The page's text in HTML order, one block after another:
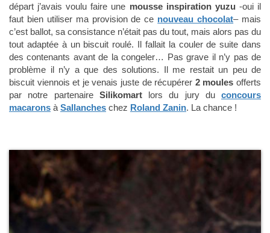
départ j’avais voulu faire une mousse inspiration yuzu -oui il
faut bien utiliser ma provision de ce nouveau chocolat– mais
c’est ballot, sa consistance n’était pas du tout, mais alors pas du
tout adaptée à un biscuit roulé. Il fallait la couler de suite dans
des contenants avant de la congeler… Pas grave il n’y pas de
problème il n’y a que des solutions. Il me restait un peu de
biscuit viennois et je venais juste de récupérer 2 moules offerts
par notre partenaireSilikomartlors du jury du concours
macarons à Sallanches chez Roland Zanin. La chance !